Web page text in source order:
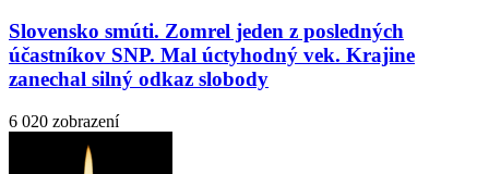
Slovensko smúti. Zomrel jeden z posledných
účastníkov SNP. Mal úctyhodný vek. Krajine
zanechal silný odkaz slobody
6 020 zobrazení